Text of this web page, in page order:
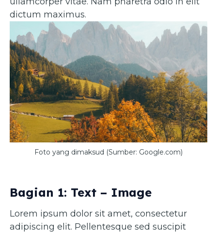
dictum maximus.
Foto yang dimaksud (Sumber: Google.com)
Bagian 1: Text – Image
Lorem ipsum dolor sit amet, consectetur
adipiscing elit. Pellentesque sed suscipit